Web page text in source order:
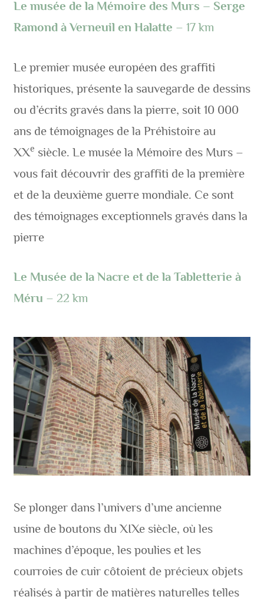
Le musée de la Mémoire des Murs – Serge
Ramond à Verneuil en Halatte – 17 km
Le premier musée européen des graffiti
historiques, présente la sauvegarde de dessins
ou d’écrits gravés dans la pierre, soit 10 000
ans de témoignages de la Préhistoire au
XXe siècle. Le musée la Mémoire des Murs –
vous fait découvrir des graffiti de la première
et de la deuxième guerre mondiale. Ce sont
des témoignages exceptionnels gravés dans la
pierre
Le Musée de la Nacre et de la Tabletterie à
Méru – 22 km
Se plonger dans l’univers d’une ancienne
usine de boutons du XIXe siècle, où les
machines d’époque, les poulies et les
courroies de cuir côtoient de précieux objets
réalisés à partir de matières naturelles telles